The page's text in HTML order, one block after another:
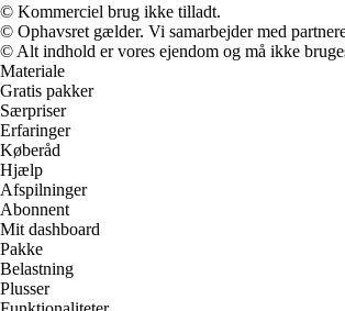
© Kommerciel brug ikke tilladt.
© Ophavsret gælder. Vi samarbejder med
© Alt indhold er vores ejendom og må ikke
Materiale
Gratis pakker
Særpriser
Erfaringer
Køberåd
Hjælp
Afspilninger
Abonnent
Mit dashboard
Pakke
Belastning
Plusser